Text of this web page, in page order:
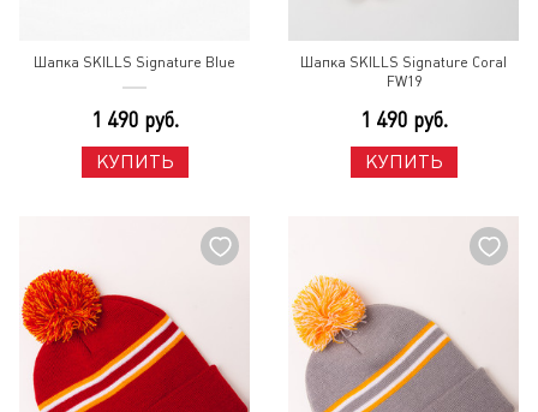
Шапка SKILLS Signature Blue
1 490 руб.
КУПИТЬ
Шапка SKILLS Signature Coral
FW19
1 490 руб.
КУПИТЬ